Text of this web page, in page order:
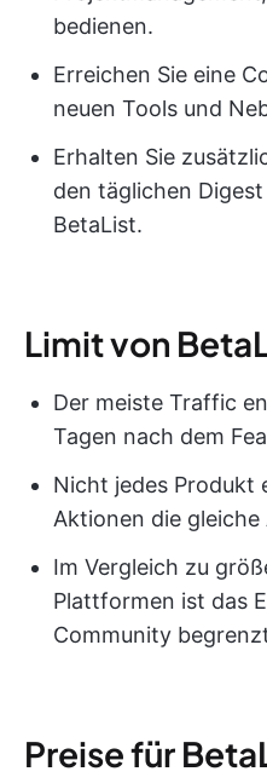
bedienen.
Erreichen Sie eine
neuen Tools und
Erhalten Sie
den täglichen
BetaList.
Limit von
Der meiste Traffic
Tagen nach dem
Nicht jedes Produkt
Aktionen die
Im Vergleich zu
Plattformen ist das
Community
Preise für